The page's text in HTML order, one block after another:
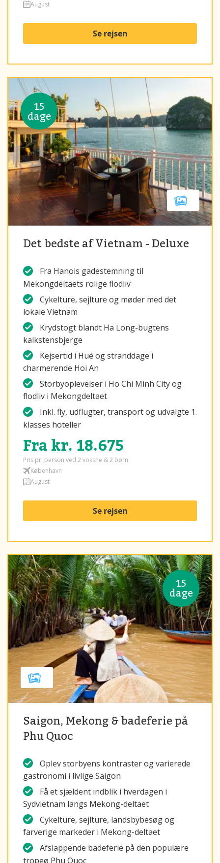
August
Se rejsen
15
dage
Det bedste af Vietnam - Deluxe
Fra Hanois gadestemning til
Mekongdeltaets rolige flodliv
Cykelture, sejlture og møder med det
lokale Vietnam
Krydstogt blandt Ha Long-bugtens
kalkstensbjerge
Kejsertid i Hué og stranddage i
charmerende Hoi An
Storbyoplevelser i Ho Chi Minh City og
flodliv i Mekongdeltaet
Inkl. fly, udflugter, transport og udvalgte 1.
klasses hoteller
Fra kr. 18.675
Pris pr. person ved 2 voksne & 2 børn
København
August
Se rejsen
15
dage
Saigon, Mekong & badeferie på
Phu Quoc
Oplev storbyens kontraster og varierede
gastronomi i livlige Saigon
Få et sjældent indblik i hverdagen i
Sydvietnam langs Mekong-deltaet
Cykelture, sejlture, landsbybesøg og
farverige markeder i Mekong-deltaet
Afslappende badeferie på den populære
tropeø Phu Quoc